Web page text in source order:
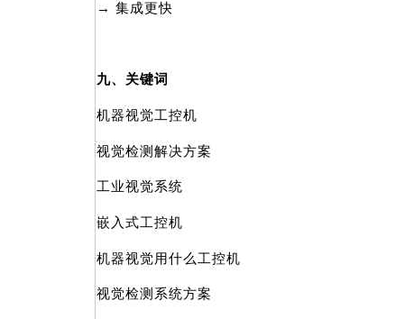
→ 集成更快
九、关键词
机器视觉工控机
视觉检测解决方案
工业视觉系统
嵌入式工控机
机器视觉用什么工控机
视觉检测系统方案